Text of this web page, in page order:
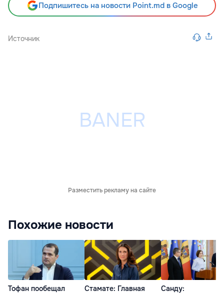
Подпишитесь на новости Point.md в Google
Источник
Разместить рекламу на сайте
Похожие новости
Тофан пообещал
Стамате: Главная
Санду: